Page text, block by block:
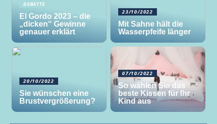
DEBATTE
El Gordo 2023 – die
„dicken“ Gewinne
genauer erklärt
23/10/2022
Mit Sahne hält die
Wasserpfeife länger
20/10/2022
Sie wünschen eine
Brustvergrößerung?
07/10/2022
So wählen Sie das
beste Kissen für Ihr
Kind aus